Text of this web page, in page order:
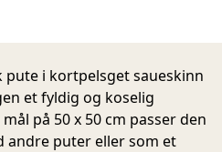
pute i kortpelsget saueskinn
et fyldig og koselig
på 50 x 50 cm passer den
andre puter eller som et